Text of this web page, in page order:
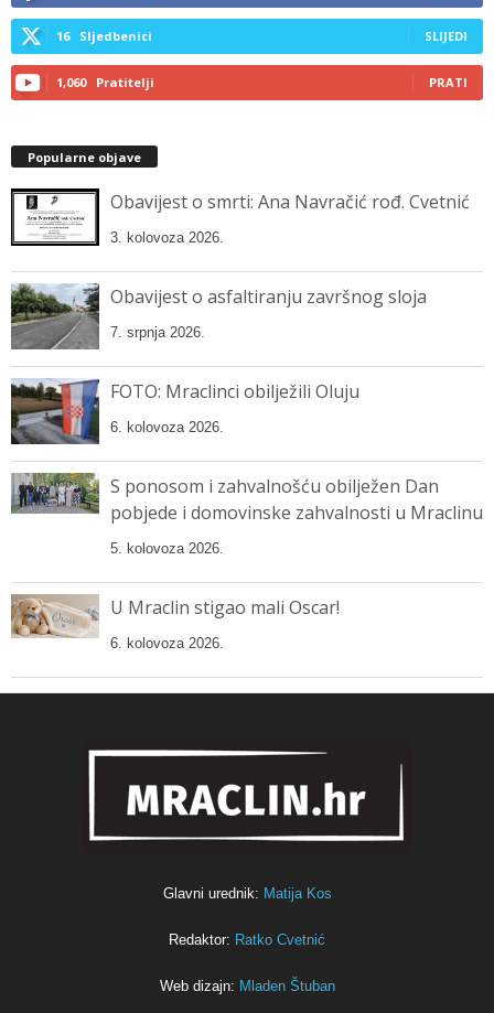
16 Sljedbenici SLIJEDI
1,060 Pratitelji PRATI
Popularne objave
Obavijest o smrti: Ana Navračić rođ. Cvetnić
3. kolovoza 2026.
Obavijest o asfaltiranju završnog sloja
7. srpnja 2026.
FOTO: Mraclinci obilježili Oluju
6. kolovoza 2026.
S ponosom i zahvalnošću obilježen Dan
pobjede i domovinske zahvalnosti u Mraclinu
5. kolovoza 2026.
U Mraclin stigao mali Oscar!
6. kolovoza 2026.
Glavni urednik: Matija Kos
Redaktor: Ratko Cvetnić
Web dizajn: Mladen Štuban